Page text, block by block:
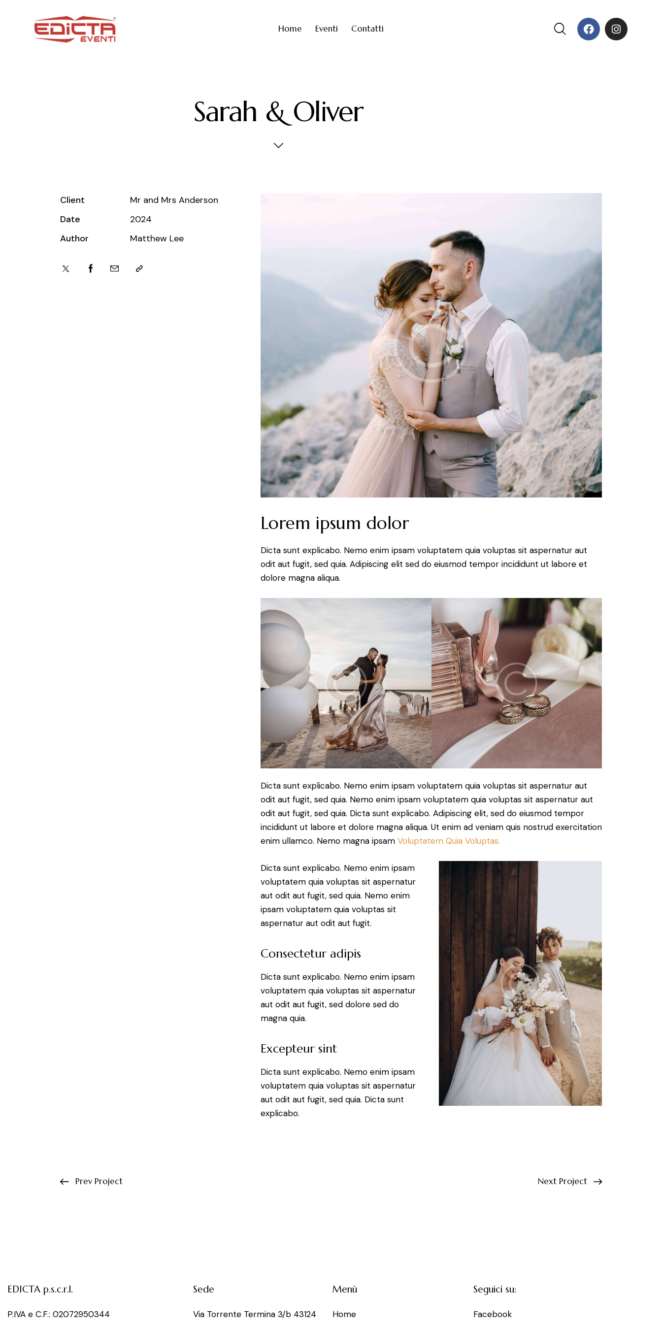
Home Eventi Contatti
Sarah & Oliver
Client
Mr and Mrs Anderson
Date
2024
Author
Matthew Lee
Lorem ipsum dolor
Dicta sunt explicabo. Nemo enim ipsam voluptatem quia voluptas sit aspernatur aut
odit aut fugit, sed quia. Adipiscing elit sed do eiusmod tempor incididunt ut labore et
dolore magna aliqua.
Dicta sunt explicabo. Nemo enim ipsam voluptatem quia voluptas sit aspernatur aut
odit aut fugit, sed quia. Nemo enim ipsam voluptatem quia voluptas sit aspernatur aut
odit aut fugit, sed quia. Dicta sunt explicabo. Adipiscing elit, sed do eiusmod tempor
incididunt ut labore et dolore magna aliqua. Ut enim ad veniam quis nostrud exercitation
enim ullamco. Nemo magna ipsam Voluptatem Quia Voluptas.
Dicta sunt explicabo. Nemo enim ipsam
voluptatem quia voluptas sit aspernatur
aut odit aut fugit, sed quia. Nemo enim
ipsam voluptatem quia voluptas sit
aspernatur aut odit aut fugit.
Consectetur adipis
Dicta sunt explicabo. Nemo enim ipsam
voluptatem quia voluptas sit aspernatur
aut odit aut fugit, sed dolore sed do
magna quia.
Excepteur sint
Dicta sunt explicabo. Nemo enim ipsam
voluptatem quia voluptas sit aspernatur
aut odit aut fugit, sed quia. Dicta sunt
explicabo.
Prev Project Next Project
EDICTA p.s.c.r.l.
P.IVA e C.F.: 02072950344
Sede
Via Torrente Termina 3/b 43124
Menù
Home
Seguici su:
Facebook